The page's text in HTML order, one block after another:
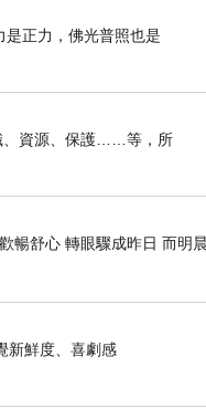
正力，佛光普照也是
、資源、保護……等，所
暢舒心 轉眼驟成昨日 而明
新鮮度、喜劇感